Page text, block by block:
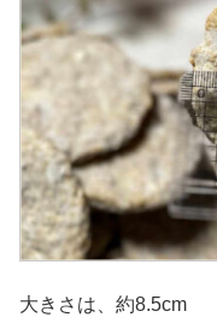
大きさは、約8.5cm